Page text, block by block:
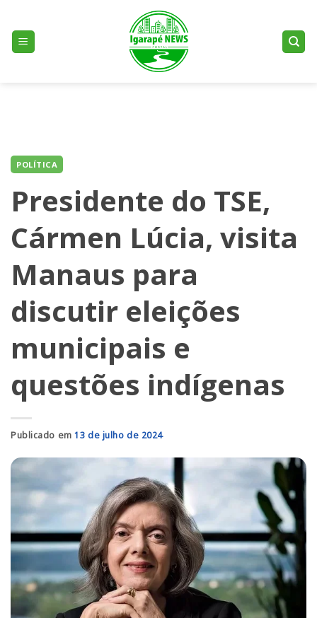
content
POLÍTICA
Presidente do TSE,
Cármen Lúcia, visita
Manaus para
discutir eleições
municipais e
questões indígenas
Publicado em13 de julho de 2024